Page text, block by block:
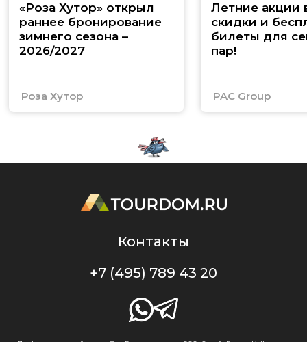
«Роза Хутор» открыл
раннее бронирование
зимнего сезона –
2026/2027
Роза Хутор
Летние акции
скидки и
билеты для
пар!
PAC Group
Контакты
+7 (495) 789 43 20